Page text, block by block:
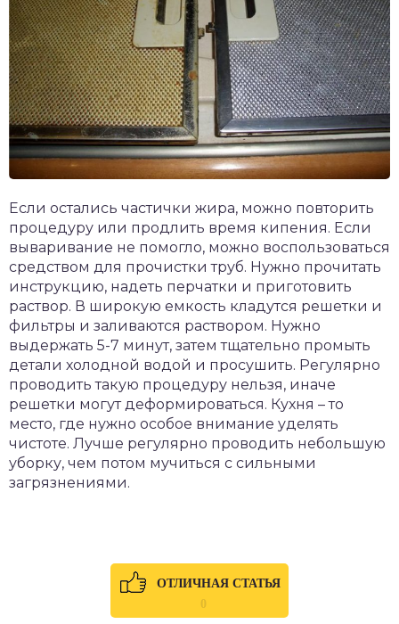
Если остались частички жира, можно повторить
процедуру или продлить время кипения. Если
вываривание не помогло, можно воспользоваться
средством для прочистки труб. Нужно прочитать
инструкцию, надеть перчатки и приготовить
раствор. В широкую емкость кладутся решетки и
фильтры и заливаются раствором. Нужно
выдержать 5-7 минут, затем тщательно промыть
детали холодной водой и просушить. Регулярно
проводить такую процедуру нельзя, иначе
решетки могут деформироваться. Кухня – то
место, где нужно особое внимание уделять
чистоте. Лучше регулярно проводить небольшую
уборку, чем потом мучиться с сильными
загрязнениями.
ОТЛИЧНАЯ СТАТЬЯ
0